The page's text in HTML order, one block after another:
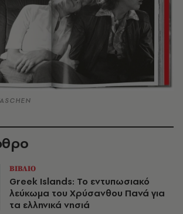
ΒΙΒΛΙΟ
Greek Islands: Το εντυπωσιακό
λεύκωμα του Χρύσανθου Πανά για
τα ελληνικά νησιά